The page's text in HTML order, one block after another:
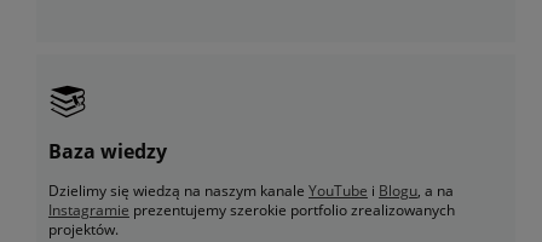
Baza wiedzy
Dzielimy się wiedzą na naszym kanale YouTube i Blogu, a na
Instagramie prezentujemy szerokie portfolio zrealizowanych
projektów.